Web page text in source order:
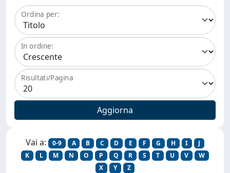
Ordina per:
In ordine:
Risultati/Pagina
Vai a: 0-9 A B C D E F G H I
J
K
L M N O P Q R S T U V
W
X
Y Z